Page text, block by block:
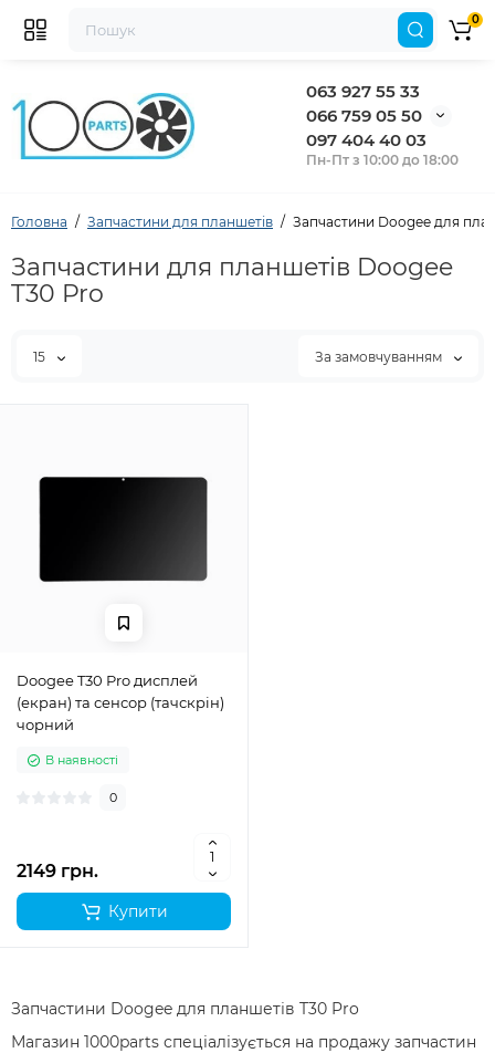
063 927 55 33
066 759 05 50
097 404 40 03
Пн-Пт з 10:00 до 18:00
0
Головна Запчастини для планшетів Запчастини Doogee для
Запчастини для планшетів Doogee
T30 Pro
15 За замовчуванням
Doogee T30 Pro дисплей
(екран) та сенсор (тачскрін)
чорний
В наявності
0
2149 грн.
Купити
Запчастини Doogee для планшетів T30 Pro
Магазин 1000parts спеціалізується на продажу запчастин